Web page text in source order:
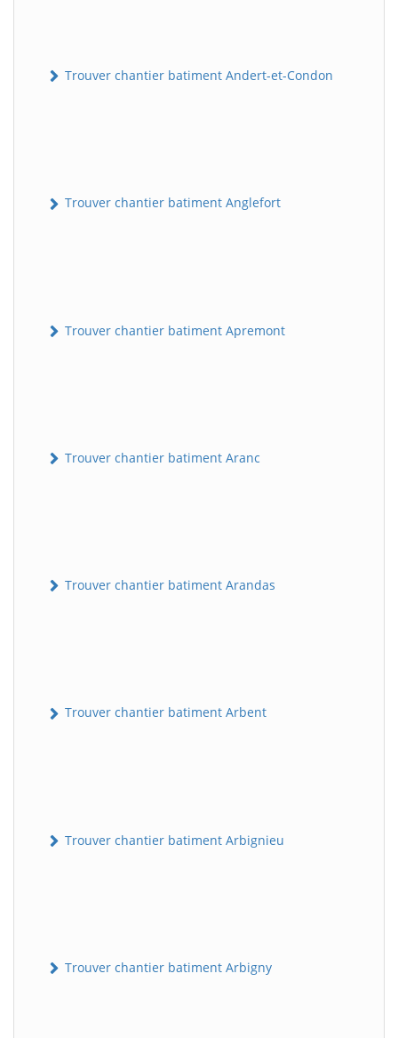
Trouver chantier batiment Andert-et-Condon
Trouver chantier batiment Anglefort
Trouver chantier batiment Apremont
Trouver chantier batiment Aranc
Trouver chantier batiment Arandas
Trouver chantier batiment Arbent
Trouver chantier batiment Arbignieu
Trouver chantier batiment Arbigny